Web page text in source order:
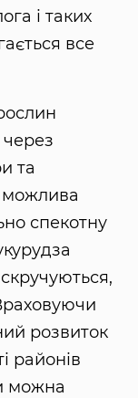
і таких
все
через
та
можлива
спекотну
розвиток
районів
можна